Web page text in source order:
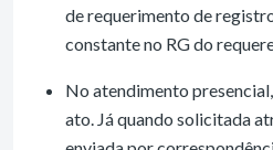
de requerimento de
constante no RG do
No atendimento
ato. Já quando solicitada